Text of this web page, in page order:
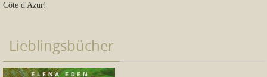
Côte d'Azur!
Lieblingsbücher